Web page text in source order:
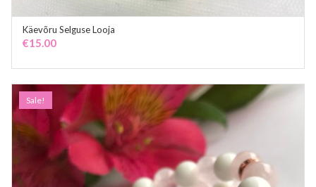
Käevõru Selguse Looja
€15.00
Sale!